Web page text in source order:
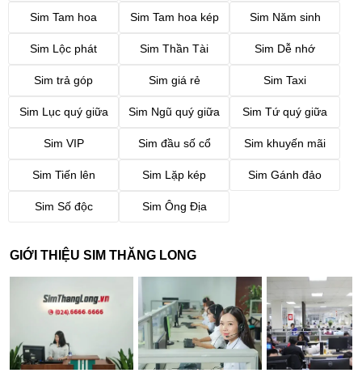
Sim Tam hoa Sim Tam hoa kép Sim Năm sinh
Sim Lộc phát Sim Thần Tài Sim Dễ nhớ
Sim trả góp Sim giá rẻ Sim Taxi
Sim Lục quý giữa Sim Ngũ quý giữa Sim Tứ quý giữa
Sim VIP Sim đầu số cổ Sim khuyến mãi
Sim Tiến lên Sim Lặp kép Sim Gánh đảo
Sim Số độc Sim Ông Địa
GIỚI THIỆU SIM THĂNG LONG